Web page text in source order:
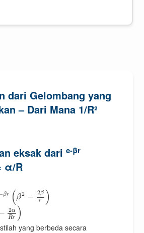
dari Gelombang yang
– Dari Mana 1/R²
eksak darie-βr
α/R
βr (β2 − 2β
r
)
2α
Rr )
yang berbeda secara